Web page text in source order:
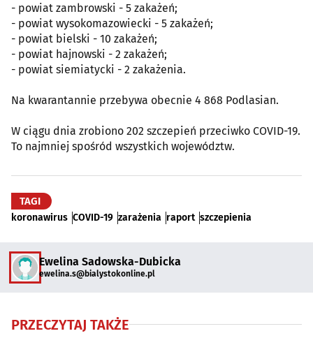
- powiat zambrowski - 5 zakażeń;
- powiat wysokomazowiecki - 5 zakażeń;
- powiat bielski - 10 zakażeń;
- powiat hajnowski - 2 zakażeń;
- powiat siemiatycki - 2 zakażenia.
Na kwarantannie przebywa obecnie 4 868 Podlasian.
W ciągu dnia zrobiono 202 szczepień przeciwko COVID-19.
To najmniej spośród wszystkich województw.
TAGI
koronawirus COVID-19 zarażenia raport szczepienia
Ewelina Sadowska-Dubicka
ewelina.s@bialystokonline.pl
PRZECZYTAJ TAKŻE